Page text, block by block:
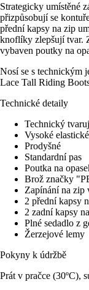
Strategicky umístěné
přizpůsobují se
přední kapsy na zip
knoflíky zlepšují tvar.
vybaven poutky na
Nosí se s technickým
Lace Tall Riding
Technické detaily
Technický
Vysoké
Prodyšné
Standardní pas
Poutka na
Brož značky
Zapínání na zip
2 přední kapsy
2 zadní kapsy
Plné sedadlo z
Žerzejové lemy
Pokyny k údržbě
Prát v pračce (30ºC),